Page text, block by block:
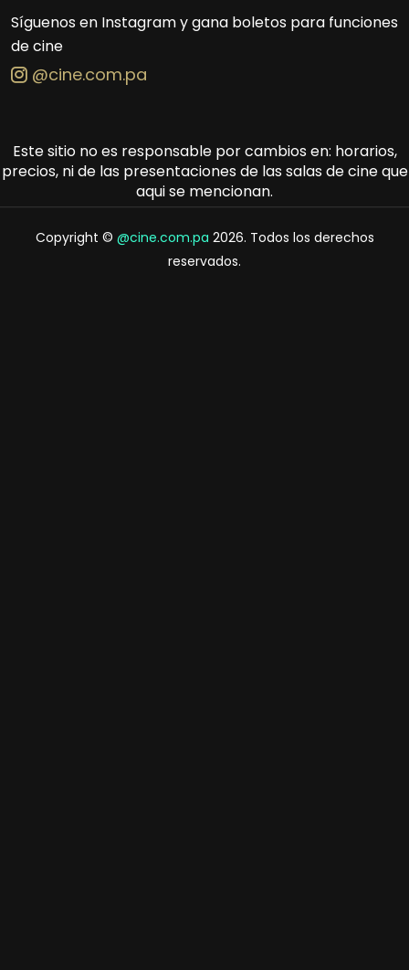
Síguenos en Instagram y gana boletos para funciones
de cine
@cine.com.pa
Este sitio no es responsable por cambios en: horarios,
precios, ni de las presentaciones de las salas de cine que
aqui se mencionan.
Copyright © @cine.com.pa 2026. Todos los derechos
reservados.